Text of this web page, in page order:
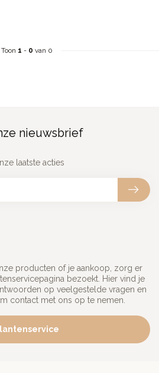
Toon 1 - 0 van 0
producten of je aankoop, zorg er
bezoekt. Hier vind je
op veelgestelde vragen en
contact met ons op te nemen.
nieuwsbrief
laatste acties